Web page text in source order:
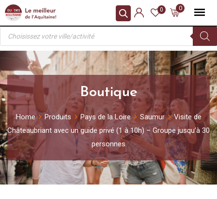
Skip
content
0
0
Recherche
produits
Boutique
Home Produits Pays de la Loire Saumur
Visite de
Châteaubriant avec un guide privé (1 à 10h) – Groupe jusqu’à 30
personnes